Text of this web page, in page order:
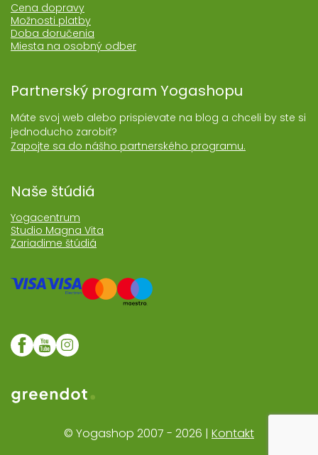
Cena dopravy
Možnosti platby
Doba doručenia
Miesta na osobný odber
Partnerský program Yogashopu
Máte svoj web alebo prispievate na blog a chceli by ste si
jednoducho zarobiť?
Zapojte sa do nášho partnerského programu.
Naše štúdiá
Yogacentrum
Studio Magna Vita
Zariadime štúdiá
Web realizoval Greendot
© Yogashop 2007 - 2026 | Kontakt